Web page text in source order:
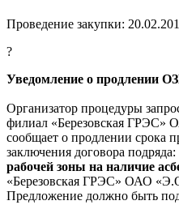
Проведение закупки:
?
Уведомление о продлении
Организатор процедуры
филиал «Березовская
сообщает о продлении срока
заключения договора подряда:
рабочей зоны на наличие
«Березовская ГРЭС» ОАО «
Предложение должно быть